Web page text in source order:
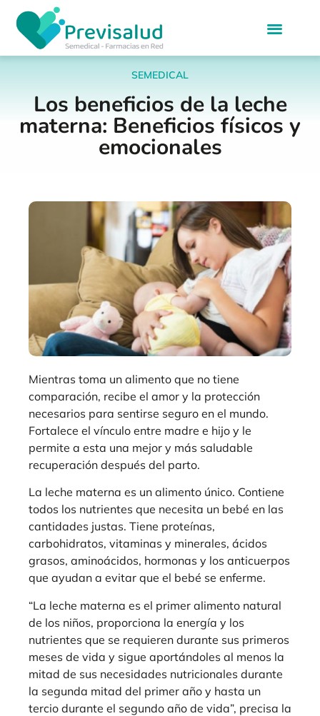
SEMEDICAL
Los beneficios de la leche
materna: Beneficios físicos y
emocionales
Mientras toma un alimento que no tiene
comparación, recibe el amor y la protección
necesarios para sentirse seguro en el mundo.
Fortalece el vínculo entre madre e hijo y le
permite a esta una mejor y más saludable
recuperación después del parto.
La leche materna es un alimento único. Contiene
todos los nutrientes que necesita un bebé en las
cantidades justas. Tiene proteínas,
carbohidratos, vitaminas y minerales, ácidos
grasos, aminoácidos, hormonas y los anticuerpos
que ayudan a evitar que el bebé se enferme.
“La leche materna es el primer alimento natural
de los niños, proporciona la energía y los
nutrientes que se requieren durante sus primeros
meses de vida y sigue aportándoles al menos la
mitad de sus necesidades nutricionales durante
la segunda mitad del primer año y hasta un
tercio durante el segundo año de vida”, precisa la